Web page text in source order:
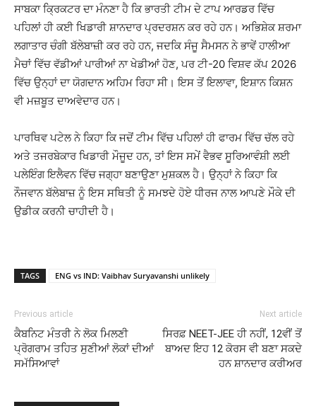
ਸਾਬਕਾ ਕ੍ਰਿਕਟਰ ਦਾ ਮੰਨਣਾ ਹੈ ਕਿ ਭਾਰਤੀ ਟੀਮ ਦੇ ਟਾਪ ਆਰਡਰ ਵਿੱਚ
ਪਹਿਲਾਂ ਹੀ ਕਈ ਖਿਡਾਰੀ ਸ਼ਾਨਦਾਰ ਪ੍ਰਦਰਸ਼ਨ ਕਰ ਰਹੇ ਹਨ। ਅਭਿਸ਼ੇਕ ਸ਼ਰਮਾ
ਲਗਾਤਾਰ ਚੰਗੀ ਬੱਲੇਬਾਜ਼ੀ ਕਰ ਰਹੇ ਹਨ, ਜਦਕਿ ਸੰਜੂ ਸੈਮਸਨ ਨੇ ਭਾਵੇਂ ਹਾਲੀਆ
ਮੈਚਾਂ ਵਿੱਚ ਵੱਡੀਆਂ ਪਾਰੀਆਂ ਨਾ ਖੇਡੀਆਂ ਹੋਣ, ਪਰ ਟੀ-20 ਵਿਸ਼ਵ ਕੱਪ 2026
ਵਿੱਚ ਉਨ੍ਹਾਂ ਦਾ ਯੋਗਦਾਨ ਅਹਿਮ ਰਿਹਾ ਸੀ। ਇਸ ਤੋਂ ਇਲਾਵਾ, ਇਸ਼ਾਨ ਕਿਸ਼ਨ
ਵੀ ਮਜ਼ਬੂਤ ਦਾਅਵੇਦਾਰ ਹਨ।
ਪਾਰਥਿਵ ਪਟੇਲ ਨੇ ਕਿਹਾ ਕਿ ਜਦੋਂ ਟੀਮ ਵਿੱਚ ਪਹਿਲਾਂ ਹੀ ਫਾਰਮ ਵਿੱਚ ਚੱਲ ਰਹੇ
ਅਤੇ ਤਜਰਬੇਕਾਰ ਖਿਡਾਰੀ ਮੌਜੂਦ ਹਨ, ਤਾਂ ਇਸ ਸਮੇਂ ਵੈਭਵ ਸੂਰਿਆਵੰਸ਼ੀ ਲਈ
ਪਲੇਇੰਗ ਇਲੈਵਨ ਵਿੱਚ ਜਗ੍ਹਾ ਬਣਾਉਣਾ ਮੁਸ਼ਕਲ ਹੈ। ਉਨ੍ਹਾਂ ਨੇ ਕਿਹਾ ਕਿ
ਨੌਜਵਾਨ ਬੱਲੇਬਾਜ਼ ਨੂੰ ਇਸ ਸਥਿਤੀ ਨੂੰ ਸਮਝਦੇ ਹੋਏ ਧੀਰਜ ਨਾਲ ਆਪਣੇ ਮੌਕੇ ਦੀ
ਉਡੀਕ ਕਰਨੀ ਚਾਹੀਦੀ ਹੈ।
TAGS ENG vs IND: Vaibhav Suryavanshi unlikely
Previous article
ਕੈਬਨਿਟ ਮੰਤਰੀ ਨੇ ਲੋਕ ਮਿਲਣੀ
ਪ੍ਰੋਗਰਾਮ ਤਹਿਤ ਸੁਣੀਆਂ ਲੋਕਾਂ ਦੀਆਂ
ਸਮੱਸਿਆਵਾਂ
Next article
ਸਿਰਫ਼ NEET-JEE ਹੀ ਨਹੀਂ, 12ਵੀਂ ਤੋਂ
ਬਾਅਦ ਇਹ 12 ਕੋਰਸ ਵੀ ਬਣਾ ਸਕਦੇ
ਹਨ ਸ਼ਾਨਦਾਰ ਕਰੀਅਰ